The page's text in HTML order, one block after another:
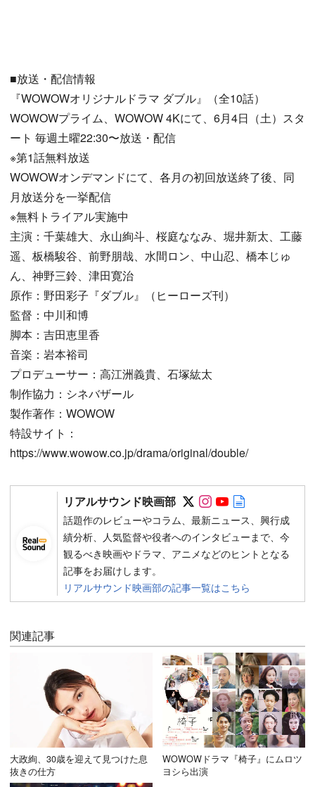
■放送・配信情報
『WOWOWオリジナルドラマ ダブル』（全10話）
WOWOWプライム、WOWOW 4Kにて、6月4日（土）スタ
ート 毎週土曜22:30〜放送・配信
※第1話無料放送
WOWOWオンデマンドにて、各月の初回放送終了後、同
月放送分を一挙配信
※無料トライアル実施中
主演：千葉雄大、永山絢斗、桜庭ななみ、堀井新太、工藤
遥、板橋駿谷、前野朋哉、水間ロン、中山忍、橋本じゅ
ん、神野三鈴、津田寛治
原作：野田彩子『ダブル』（ヒーローズ刊）
監督：中川和博
脚本：吉田恵里香
音楽：岩本裕司
プロデューサー：高江洲義貴、石塚紘太
制作協力：シネバザール
製作著作：WOWOW
特設サイト：
https://www.wowow.co.jp/drama/original/double/
リアルサウンド映画部 Follow on SNS
Follow on SNS
Follow on
話題作のレビューやコラム、最新ニュース、興行成
績分析、人気監督や役者へのインタビューまで、今
観るべき映画やドラマ、アニメなどのヒントとなる
記事をお届けします。
リアルサウンド映画部の記事一覧はこちら
関連記事
大政絢、30歳を迎えて見つけた息
抜きの仕方
WOWOWドラマ『椅子』にムロツ
ヨシら出演